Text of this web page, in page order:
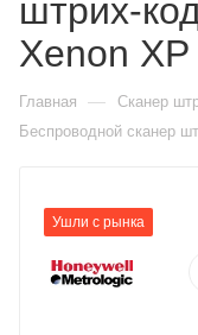
штрих-
Xenon
Главная — Сканер
Беспроводной сканер
Ушли с рынка